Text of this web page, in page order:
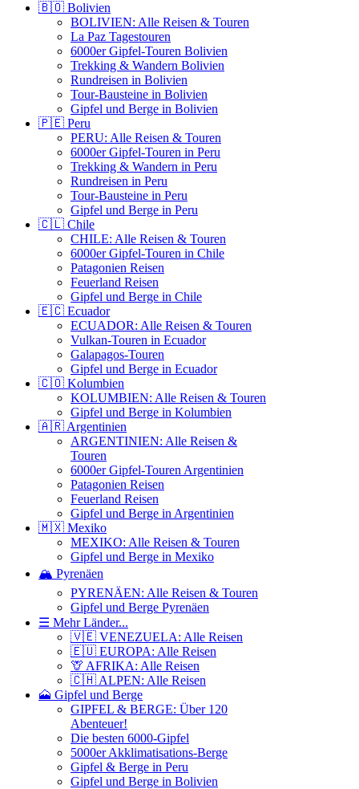
🇧🇴 Bolivien
BOLIVIEN: Alle Reisen & Touren
La Paz Tagestouren
6000er Gipfel-Touren Bolivien
Trekking & Wandern Bolivien
Rundreisen in Bolivien
Tour-Bausteine in Bolivien
Gipfel und Berge in Bolivien
🇵🇪 Peru
PERU: Alle Reisen & Touren
6000er Gipfel-Touren in Peru
Trekking & Wandern in Peru
Rundreisen in Peru
Tour-Bausteine in Peru
Gipfel und Berge in Peru
🇨🇱 Chile
CHILE: Alle Reisen & Touren
6000er Gipfel-Touren in Chile
Patagonien Reisen
Feuerland Reisen
Gipfel und Berge in Chile
🇪🇨 Ecuador
ECUADOR: Alle Reisen & Touren
Vulkan-Touren in Ecuador
Galapagos-Touren
Gipfel und Berge in Ecuador
🇨🇴 Kolumbien
KOLUMBIEN: Alle Reisen & Touren
Gipfel und Berge in Kolumbien
🇦🇷 Argentinien
ARGENTINIEN: Alle Reisen &
Touren
6000er Gipfel-Touren Argentinien
Patagonien Reisen
Feuerland Reisen
Gipfel und Berge in Argentinien
🇲🇽 Mexiko
MEXIKO: Alle Reisen & Touren
Gipfel und Berge in Mexiko
🏔️ Pyrenäen
PYRENÄEN: Alle Reisen & Touren
Gipfel und Berge Pyrenäen
☰ Mehr Länder...
🇻🇪 VENEZUELA: Alle Reisen
🇪🇺 EUROPA: Alle Reisen
🦒 AFRIKA: Alle Reisen
🇨🇭 ALPEN: Alle Reisen
🗻 Gipfel und Berge
GIPFEL & BERGE: Über 120
Abenteuer!
Die besten 6000-Gipfel
5000er Akklimatisations-Berge
Gipfel & Berge in Peru
Gipfel und Berge in Bolivien